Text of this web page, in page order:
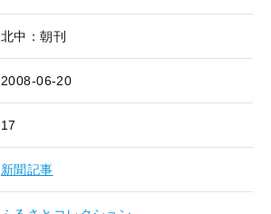
北中：朝刊
2008-06-20
17
新聞記事